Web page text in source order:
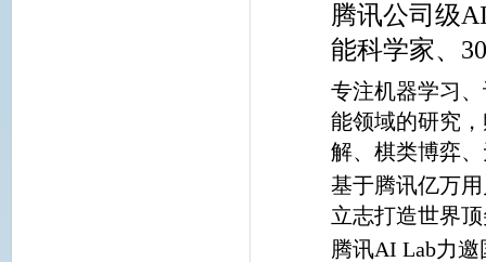
腾讯公司级
能科学家、
专注机器学习
能领域的研究
解、棋类博弈
基于腾讯亿万
立志打造世界
腾讯AI Lab力